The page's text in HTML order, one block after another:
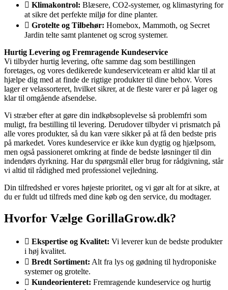
Klimakontrol: Blæsere, CO2-systemer, og klimastyring for
at sikre det perfekte miljø for dine planter.
Grotelte og Tilbehør: Homebox, Mammoth, og Secret
Jardin telte samt plantenet og scrog systemer.
Hurtig Levering og Fremragende Kundeservice
Vi tilbyder hurtig levering, ofte samme dag som bestillingen
foretages, og vores dedikerede kundeserviceteam er altid klar til at
hjælpe dig med at finde de rigtige produkter til dine behov. Vores
lager er velassorteret, hvilket sikrer, at de fleste varer er på lager og
klar til omgående afsendelse.
Vi stræber efter at gøre din indkøbsoplevelse så problemfri som
muligt, fra bestilling til levering. Derudover tilbyder vi prismatch på
alle vores produkter, så du kan være sikker på at få den bedste pris
på markedet. Vores kundeservice er ikke kun dygtig og hjælpsom,
men også passioneret omkring at finde de bedste løsninger til din
indendørs dyrkning. Har du spørgsmål eller brug for rådgivning, står
vi altid til rådighed med professionel vejledning.
Din tilfredshed er vores højeste prioritet, og vi gør alt for at sikre, at
du er fuldt ud tilfreds med dine køb og den service, du modtager.
Hvorfor Vælge GorillaGrow.dk?
Ekspertise og Kvalitet: Vi leverer kun de bedste produkter
i høj kvalitet.
Bredt Sortiment: Alt fra lys og gødning til hydroponiske
systemer og grotelte.
Kundeorienteret: Fremragende kundeservice og hurtig